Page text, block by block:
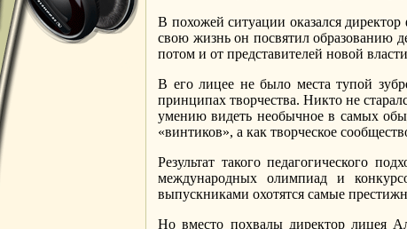
В похожей ситуации оказался
свою жизнь он посвятил образованию
потом и от представителей новой
В его лицее не было места тупой
принципах творчества. Никто не
умению видеть необычное в самых
«винтиков», а как творческое
Результат такого педагогического
международных олимпиад и
выпускниками охотятся самые
Но вместо похвалы директор лицея